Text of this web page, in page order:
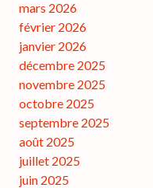
mars 2026
février 2026
janvier 2026
décembre 2025
novembre 2025
octobre 2025
septembre 2025
août 2025
juillet 2025
juin 2025